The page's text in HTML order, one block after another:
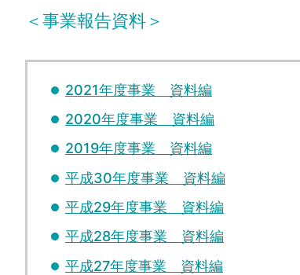
＜事業報告資料＞
2021年度事業 資料編
2020年度事業 資料編
2019年度事業 資料編
平成30年度事業 資料編
平成29年度事業 資料編
平成28年度事業 資料編
平成27年度事業 資料編